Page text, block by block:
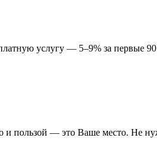
услугу — 5–9% за первые
пользой — это Ваше место. Не